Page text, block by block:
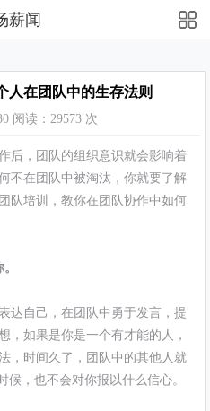
薪闻
在团队中的生存法则
阅读：29573 次
后，团队的组织意识就会影响着
不在团队中被淘汰，你就要了解
队培训，教你在团队协作中如何
达自己，在团队中勇于发言，提
，如果是你是一个有才能的人，
，时间久了，团队中的其他人就
候，也不会对你报以什么信心。